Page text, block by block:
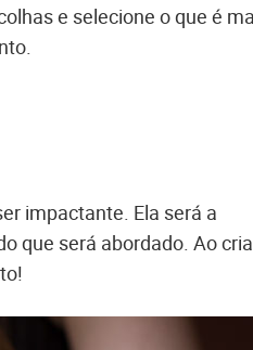
e selecione o que é
impactante. Ela será a
que será abordado. Ao